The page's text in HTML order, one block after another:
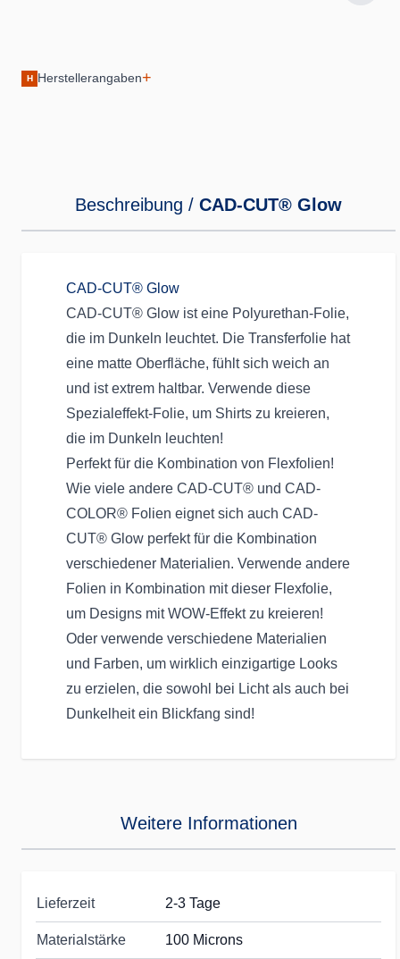
H Herstellerangaben+
Beschreibung / CAD-CUT® Glow
CAD-CUT® Glow
CAD-CUT® Glow ist eine Polyurethan-Folie,
die im Dunkeln leuchtet. Die Transferfolie hat
eine matte Oberfläche, fühlt sich weich an
und ist extrem haltbar. Verwende diese
Spezialeffekt-Folie, um Shirts zu kreieren,
die im Dunkeln leuchten!
Perfekt für die Kombination von Flexfolien!
Wie viele andere CAD-CUT® und CAD-
COLOR® Folien eignet sich auch CAD-
CUT® Glow perfekt für die Kombination
verschiedener Materialien. Verwende andere
Folien in Kombination mit dieser Flexfolie,
um Designs mit WOW-Effekt zu kreieren!
Oder verwende verschiedene Materialien
und Farben, um wirklich einzigartige Looks
zu erzielen, die sowohl bei Licht als auch bei
Dunkelheit ein Blickfang sind!
Weitere Informationen
Lieferzeit 2-3 Tage
Materialstärke 100 Microns